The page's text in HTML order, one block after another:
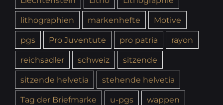
lithographien
markenhefte
Motive
pgs
Pro Juventute pro patria
rayon
reichsadler
schweiz
sitzende
sitzende helvetia
stehende helvetia
Tag der Briefmarke
u-pgs
wappen